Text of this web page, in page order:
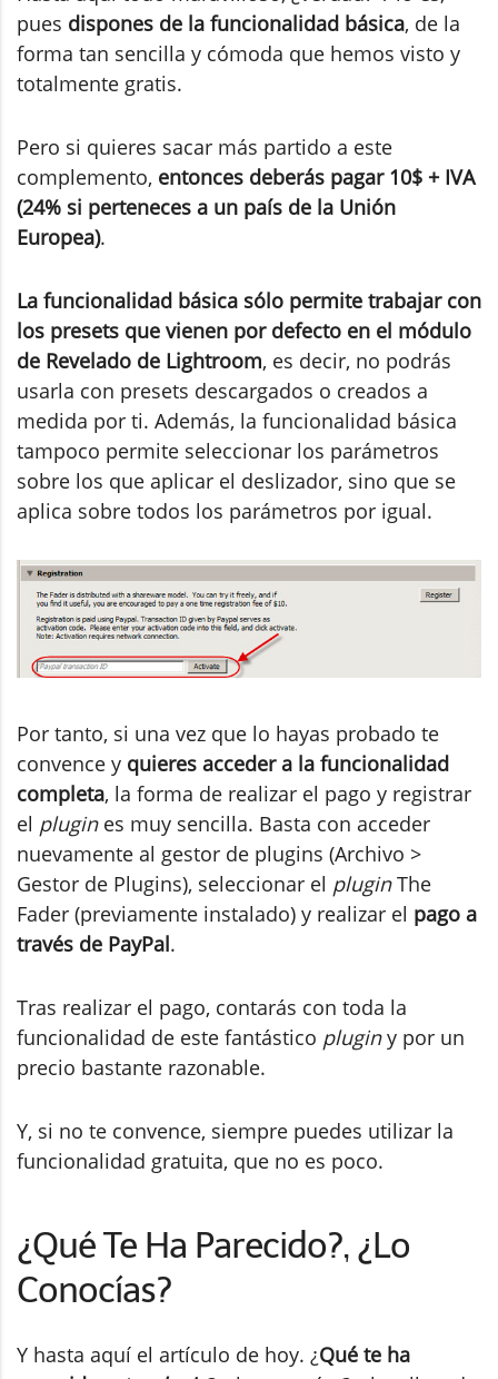
pues dispones de la funcionalidad básica, de la
forma tan sencilla y cómoda que hemos visto y
totalmente gratis.
Pero si quieres sacar más partido a este
complemento, entonces deberás pagar 10$ + IVA
(24% si perteneces a un país de la Unión
Europea).
La funcionalidad básica sólo permite trabajar con
los presets que vienen por defecto en el módulo
de Revelado de Lightroom, es decir, no podrás
usarla con presets descargados o creados a
medida por ti. Además, la funcionalidad básica
tampoco permite seleccionar los parámetros
sobre los que aplicar el deslizador, sino que se
aplica sobre todos los parámetros por igual.
Por tanto, si una vez que lo hayas probado te
convence y quieres acceder a la funcionalidad
completa, la forma de realizar el pago y registrar
el plugines muy sencilla. Basta con acceder
nuevamente al gestor de plugins (Archivo >
Gestor de Plugins), seleccionar el pluginThe
Fader (previamente instalado) y realizar el pago a
través de PayPal.
Tras realizar el pago, contarás con toda la
funcionalidad de este fantástico pluginy por un
precio bastante razonable.
Y, si no te convence, siempre puedes utilizar la
funcionalidad gratuita, que no es poco.
¿Qué Te Ha Parecido?, ¿Lo
Conocías?
Y hasta aquí el artículo de hoy. ¿Qué te ha